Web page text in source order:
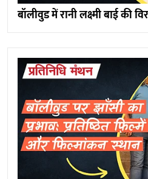
बॉलीवुड में रानी लक्ष्मी बाई की